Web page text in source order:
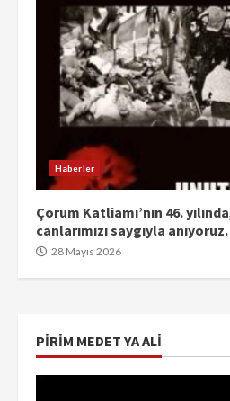
Haberler
Çorum Katliamı’nın 46.
canlarımızı saygıyla anıyoruz.
28 Mayıs 2026
PIRIM MEDET YA ALI